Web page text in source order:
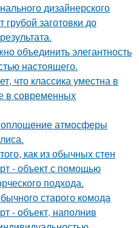
дизайнерского
заготовки до
объединить элегантность
настоящего.
что классика уместна в
в современных
атмосферы
как из обычных стен
- объект с помощью
подхода.
старого комода
- объект, наполнив